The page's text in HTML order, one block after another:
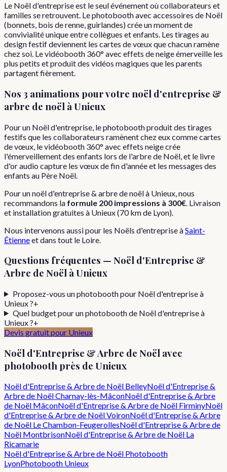
Le Noël d'entreprise est le seul événement où collaborateurs et
familles se retrouvent. Le photobooth avec accessoires de Noël
(bonnets, bois de renne, guirlandes) crée un moment de
convivialité unique entre collègues et enfants. Les tirages au
design festif deviennent les cartes de vœux que chacun ramène
chez soi. Le vidéobooth 360° avec effets de neige émerveille les
plus petits et produit des vidéos magiques que les parents
partagent fièrement.
Nos 3 animations pour votre noël d'entreprise &
arbre de noël à Unieux
Pour un Noël d'entreprise, le photobooth produit des tirages
festifs que les collaborateurs ramènent chez eux comme cartes
de vœux, le vidéobooth 360° avec effets neige crée
l'émerveillement des enfants lors de l'arbre de Noël, et le livre
d'or audio capture les vœux de fin d'année et les messages des
enfants au Père Noël.
Pourunnoël d'entreprise & arbre de noëlà Unieux , nous
recommandons la formule 200 impressions à 300€ . Livraison
et installation gratuites à Unieux(70km de Lyon).
Nous intervenons aussi pour les Noëls d'entrepriseàSaint-
Étienneet dans tout le Loire
Questions fréquentes — Noël d'Entreprise &
Arbre de Noël àUnieux
Proposez-vous un photobooth pour Noël d'entreprise à
Unieux ?+
Quel budget pour un photobooth de Noël d'entreprise à
Unieux ?+
Devis gratuit pour Unieux
Noël d'Entreprise & Arbre de Noël avec
photobooth près de Unieux
Noël d'Entreprise & Arbre de Noël BelleyNoël d'Entreprise &
Arbre de NoëlCharnay-lès-MâconNoël d'Entreprise & Arbre
de Noël MâconNoël d'Entreprise & Arbre de Noël FirminyNoël
d'Entreprise & Arbre de NoëlVoironNoël d'Entreprise & Arbre
de Noël Le Chambon-FeugerollesNoël d'Entreprise & Arbre de
Noël MontbrisonNoël d'Entreprise & Arbre de Noël La
Ricamarie
Noël d'Entreprise & Arbre de Noël Photobooth
LyonPhotobooth Unieux